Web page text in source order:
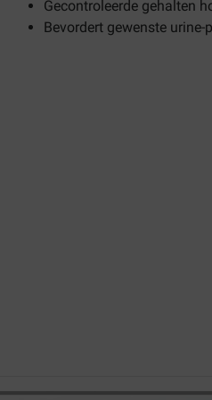
Gecontroleerde gehalten
Bevordert gewenste